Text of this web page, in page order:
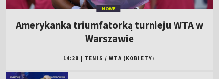
NOWE
Amerykanka triumfatorką turnieju WTA w
Warszawie
14:28 TENIS / WTA (KOBIETY)